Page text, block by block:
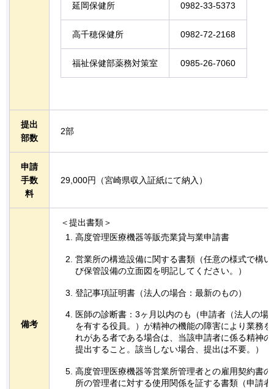
延岡保健所 0982-33-5373
高千穂保健所 0982-72-2168
福祉保健部薬務対策室 0985-26-7060
提出
部数
2部
申請
手数
料
29,000円（宮崎県収入証紙にて納入）
備考
＜提出書類＞
高度管理医療機器等販売業貸与業申請書
営業所の構造設備に関する書類（任意の様式で構
び保管設備の立面図を明記してください。）
登記事項証明書（法人の場合：最新のもの）
医師の診断書：3ヶ月以内のも（申請者（法人の場
を有する役員。）が精神の機能の障害により業務
れがある者である場合は、当該申請者に係る精神
提出すること。該当しない場合、提出は不要。）
高度管理医療機器等営業所管理者との雇用契約書
所の管理者に対する使用関係を証する書類（申請